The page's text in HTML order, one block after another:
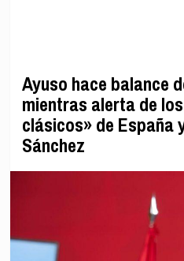
Ayuso hace balance
mientras alerta de
clásicos» de España
Sánchez